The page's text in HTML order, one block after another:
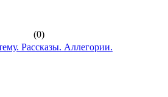
(0)
Рассказы. Аллегории.